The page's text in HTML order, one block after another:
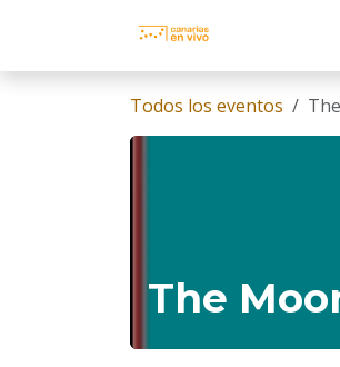
Todos los eventos
The